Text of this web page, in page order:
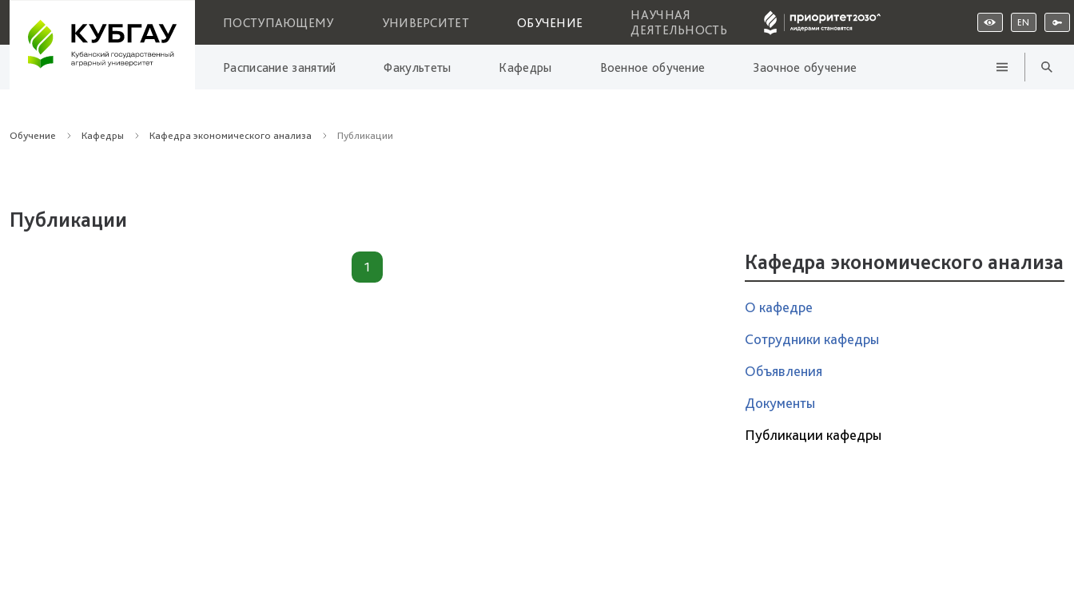
ПОСТУПАЮЩЕМУ УНИВЕРСИТЕТ ОБУЧЕНИЕ
НАУЧНАЯ
ДЕЯТЕЛЬНОСТЬ
EN
Расписание занятий Факультеты Кафедры Военное обучение Заочное обучение
Обучение Кафедры Кафедра экономического анализа Публикации
Публикации
1 Кафедра экономического анализа
О кафедре
Сотрудники кафедры
Объявления
Документы
Публикации кафедры